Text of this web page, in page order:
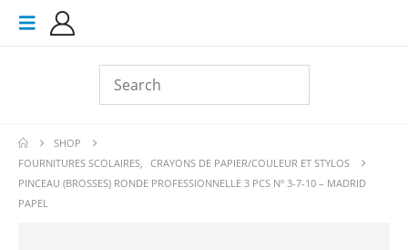
SHOP
FOURNITURES SCOLAIRES, CRAYONS DE PAPIER/COULEUR ET STYLOS
PINCEAU (BROSSES) RONDE PROFESSIONNELLE 3 PCS Nº 3-7-10 – MADRID
PAPEL